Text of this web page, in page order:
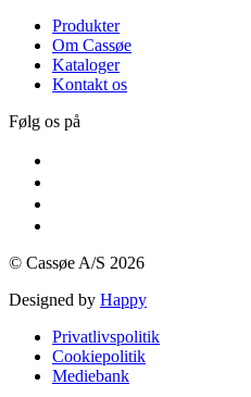
Produkter
Om Cassøe
Kataloger
Kontakt os
Følg os på
© Cassøe A/S 2026
Designed by Happy
Privatlivspolitik
Cookiepolitik
Mediebank